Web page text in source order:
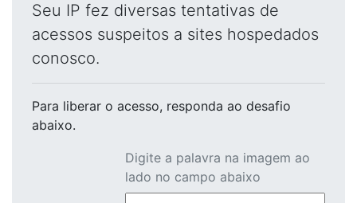
Seu IP fez diversas tentativas de
acessos suspeitos a sites hospedados
conosco.
Para liberar o acesso, responda ao desafio
abaixo.
Digite a palavra na imagem ao
lado no campo abaixo